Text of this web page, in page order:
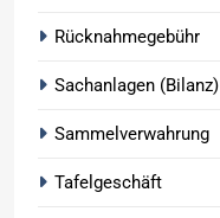
Rücknahmegebühr
Sachanlagen (Bilanz)
Sammelverwahrung
Tafelgeschäft